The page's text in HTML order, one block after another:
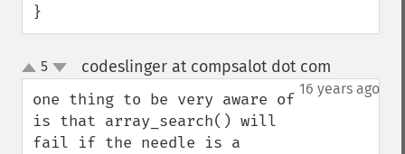
}
up
down
5 codeslinger at compsalot dot com
16 years ago
one thing to be very aware of
is that array_search() will
fail if the needle is a